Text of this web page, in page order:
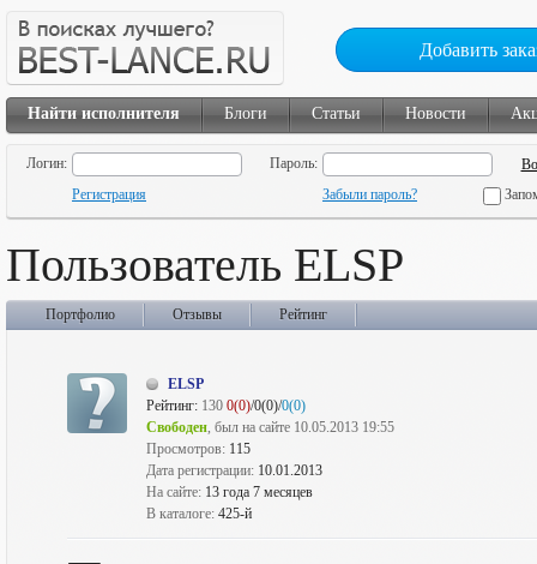
Добавить
Найти исполнителя Блоги Статьи Новости
Логин:
Пароль:
Регистрация
Забыли пароль?
Пользователь ELSP
Портфолио Отзывы Рейтинг
ELSP
Рейтинг: 130 0(0)/0(0)/0(0)
Свободен, был на сайте 10.05.2013 19:55
Просмотров: 115
Дата регистрации: 10.01.2013
На сайте: 13 года 7 месяцев
В каталоге: 425-й